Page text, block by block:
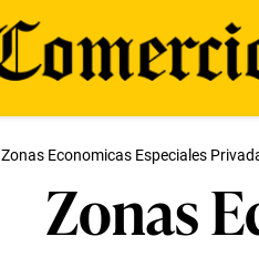
Zonas Economicas Especiales
Zonas